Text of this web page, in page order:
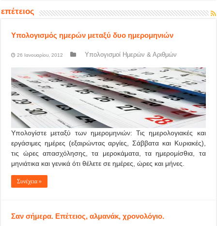
επέτειος
Υπολογισμός ημερών μεταξύ δυο ημερομηνιών
26 Ιανουαρίου, 2012 Υπολογισμοί Ημερών & Αριθμών
Υπολογίστε μεταξύ των ημερομηνιών: Τις ημερολογιακές και
εργάσιμες ημέρες (εξαιρώντας αργίες, Σάββατα και Κυριακές),
τις ώρες απασχόλησης, τα μεροκάματα, τα ημερομίσθια, τα
μηνιάτικα και γενικά ότι θέλετε σε ημέρες, ώρες και μήνες.
Συνέχεια »
Σαν σήμερα. Επέτειος, αλμανάκ, χρονολόγιο.